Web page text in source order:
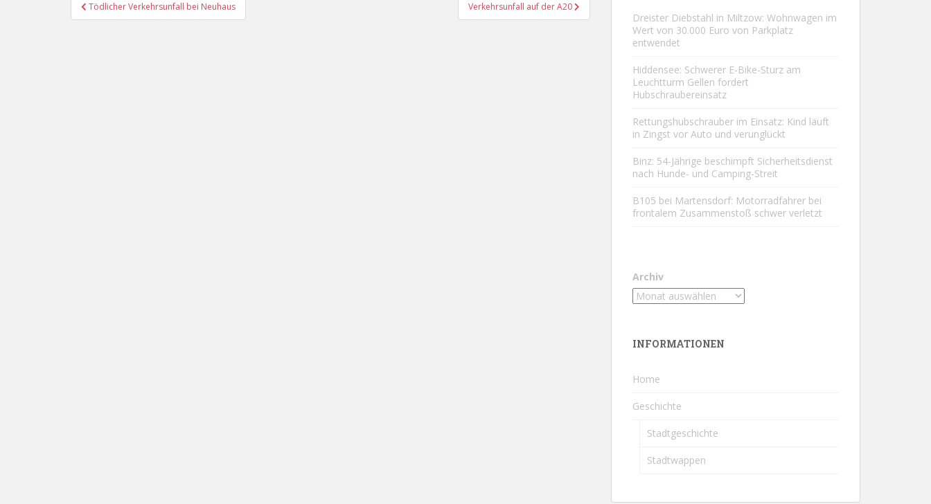
Tödlicher Verkehrsunfall bei Neuhaus Verkehrsunfall auf der A20
Dreister Diebstahl in Miltzow: Wohnwagen im
Wert von 30.000 Euro von Parkplatz
entwendet
Hiddensee: Schwerer E-Bike-Sturz am
Leuchtturm Gellen fordert
Hubschraubereinsatz
Rettungshubschrauber im Einsatz: Kind läuft
in Zingst vor Auto und verunglückt
Binz: 54-Jährige beschimpft Sicherheitsdienst
nach Hunde- und Camping-Streit
B105 bei Martensdorf: Motorradfahrer bei
frontalem Zusammenstoß schwer verletzt
Archiv
INFORMATIONEN
Home
Geschichte
Stadtgeschichte
Stadtwappen